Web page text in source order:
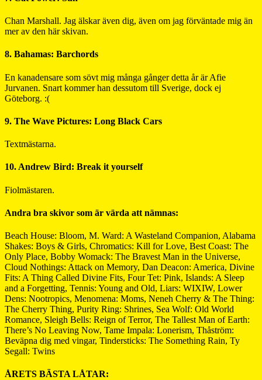
Chan Marshall. Jag älskar även dig, även om jag förväntade mig än
mer av den här skivan.
8. Bahamas: Barchords
En kanadensare som sövt mig många gånger detta år är Afie
Jurvanen. Snart kommer han dessutom till Sverige, dock ej
Göteborg. :(
9. The Wave Pictures: Long Black Cars
Textmästarna.
10. Andrew Bird: Break it yourself
Fiolmästaren.
Andra bra skivor som är värda att nämnas:
Beach House: Bloom, M. Ward: A Wasteland Companion, Alabama
Shakes: Boys & Girls, Chromatics: Kill for Love, Best Coast: The
Only Place, Bobby Womack: The Bravest Man in the Universe,
Cloud Nothings: Attack on Memory, Dan Deacon: America, Divine
Fits: A Thing Called Divine Fits, Four Tet: Pink, Islands: A Sleep
and a Forgetting, Tennis: Young and Old, Liars: WIXIW, Lower
Dens: Nootropics, Menomena: Moms, Neneh Cherry & The Thing:
The Cherry Thing, Purity Ring: Shrines, Sea Wolf: Old World
Romance, Sleigh Bells: Reign of Terror, The Tallest Man of Earth:
There’s No Leaving Now, Tame Impala: Lonerism, Thåström:
Beväpna dig med vingar, Tindersticks: The Something Rain, Ty
Segall: Twins
ÅRETS BÄSTA LÅTAR: